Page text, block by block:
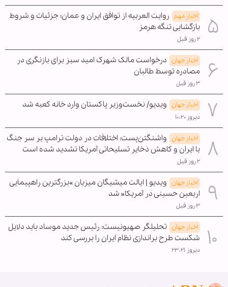
اخبار مهم روایت العربیه از توافق ایران و عمان؛ جزئیات و شروط
بازگشایی تنگه هرمز
۲ روز قبل
اخبار جهان درخواست مالک شهرک امید سبز برای بازنگری در
مصادره توسط طالبان
۳ روز قبل
اخبار جهان ویدیو/ نخست‌وزیر پاکستان وارد خانه کعبه شد
دیروز ۱۰:۲۰
اخبار جهان واشنگتن‌پست: اختلافات در دولت ترامپ بر سر جنگ
با ایران و کاهش ذخایر تسلیحاتی آمریکا تشدید شده است
۲ روز قبل
اخبار جهان ویدیو | ایالت میشیگان میزبان »بزرگترین راهپیمایی
اربعین حسینی در آمریکا« شد
۳ روز قبل
اخبار جهان تحلیلگر صهیونیست: رئیس جدید موساد باید دلایل
شکست طرح براندازی نظام ایران را بررسی کند
دیروز ۲۳:۲۱